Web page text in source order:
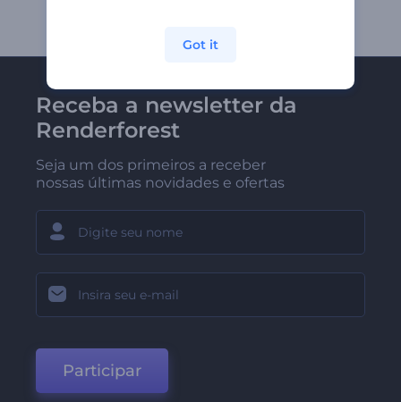
Receba a newsletter da
Renderforest
Seja um dos primeiros a receber
nossas últimas novidades e ofertas
Participar
Got it